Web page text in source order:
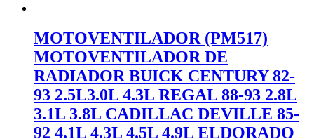
MOTOVENTILADOR (PM517)
MOTOVENTILADOR DE
RADIADOR BUICK CENTURY 82-
93 2.5L3.0L 4.3L REGAL 88-93 2.8L
3.1L 3.8L CADILLAC DEVILLE 85-
92 4.1L 4.3L 4.5L 4.9L ELDORADO